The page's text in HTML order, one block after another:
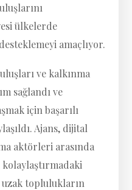
ülkelerde
amaçlıyor.
ve kalkınma
sağlandı ve
için başarılı
Ajans, dijital
aktörleri arasında
uzak toplulukların